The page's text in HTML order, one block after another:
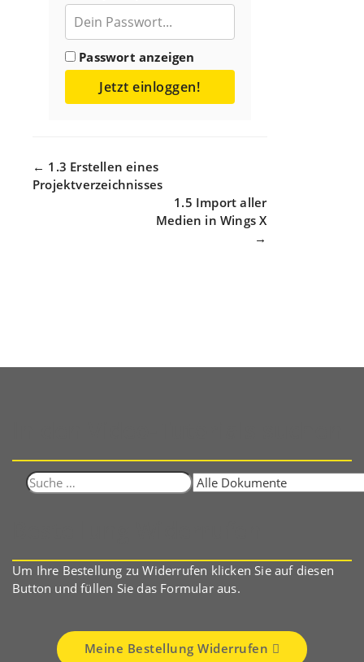
Passwort anzeigen
Jetzt einloggen!
Navigation
← 1.3 Erstellen eines
Projektverzeichnisses
1.5 Import aller
Medien in Wings X
→
Suche
nach:
Um Ihre Bestellung zu Widerrufen klicken Sie auf diesen
Button und füllen Sie das Formular aus.
Meine Bestellung Widerrufen